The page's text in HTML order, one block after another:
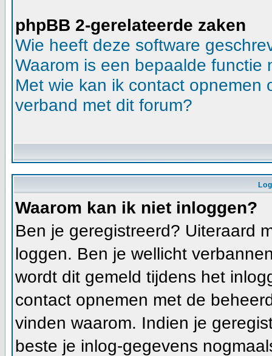
phpBB 2-gerelateerde zaken
Wie heeft deze software
Waarom is een bepaalde functie
Met wie kan ik contact opnemen
verband met dit forum?
Waarom kan ik niet inloggen?
Ben je geregistreerd? Uiteraard
loggen. Ben je wellicht
wordt dit gemeld tijdens het
contact opnemen met de
vinden waarom. Indien je
beste je inlog-gegevens